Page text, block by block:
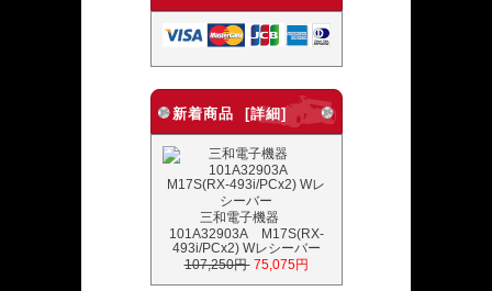
新着商品 [詳細]
三和電子機器
101A32903A M17S(RX-
493i/PCx2) Wレシーバー
107,250円 75,075円